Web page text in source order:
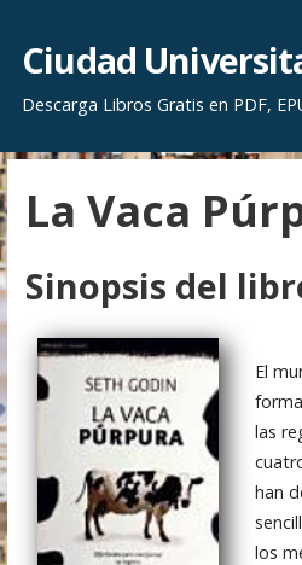
r
a
l
c
o
n
e
n
i
d
o
Ciudad
Descarga Libros Gratis en PDF,
La Vaca
Sinopsis del
El
las
han
los